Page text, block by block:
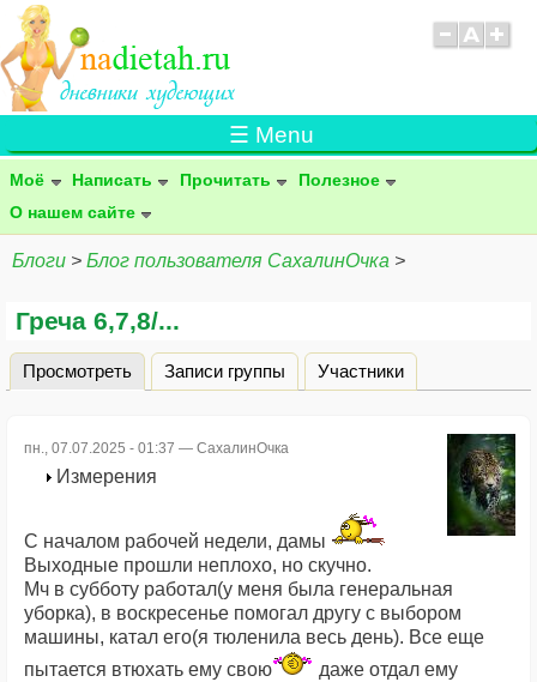
☰ Menu
Моё Написать Прочитать
Полезное
О нашем сайте
Блоги > Блог пользователя СахалинОчка >
Греча 6,7,8/...
Главные вкладки
Просмотреть (активная вкладка)
Записи группы Участники
пн., 07.07.2025 - 01:37 — СахалинОчка
Измерения
С началом рабочей недели, дамы
Выходные прошли неплохо, но скучно.
Мч в субботу работал(у меня была генеральная
уборка), в воскресенье помогал другу с выбором
машины, катал его(я тюленила весь день). Все еще
пытается втюхать ему свою
даже отдал ему